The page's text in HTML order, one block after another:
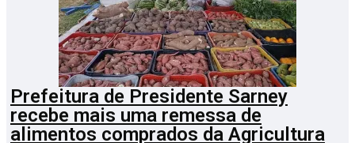
Prefeitura de Presidente Sarney
recebe mais uma remessa de
alimentos comprados da Agricultura